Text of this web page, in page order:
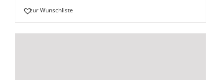
zur Wunschliste